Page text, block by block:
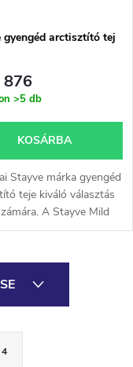
gyengéd arctisztító tej
876
>5 db
KOSÁRBA
Stayve márka gyengéd
teje kiváló választás
A Stayve Mild
Milk hatékonyan
és a...
4